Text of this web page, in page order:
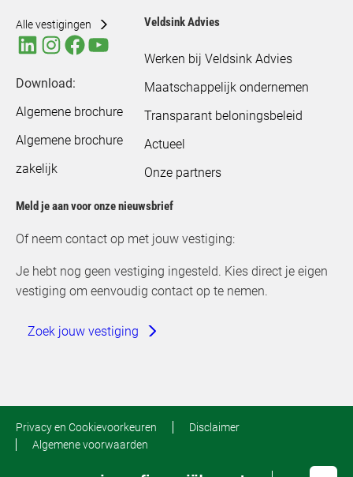
Alle vestigingen
Download:
Algemene brochure
Algemene brochure
zakelijk
Veldsink Advies
Werken bij Veldsink Advies
Maatschappelijk ondernemen
Transparant beloningsbeleid
Actueel
Onze partners
Meld je aan voor onze nieuwsbrief
Of neem contact op met jouw vestiging:
Je hebt nog geen vestiging ingesteld. Kies direct je eigen
vestiging om eenvoudig contact op te nemen.
Zoek jouw vestiging
Privacy en Cookievoorkeuren
Disclaimer
Algemene voorwaarden